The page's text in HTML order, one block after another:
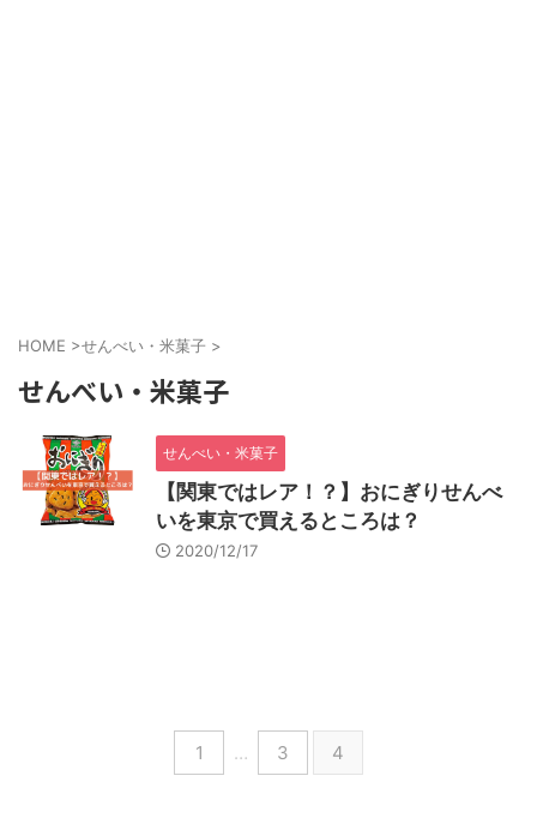
HOME >せんべい・米菓子 >
せんべい・米菓子
せんべい・米菓子
【関東ではレア！？】おにぎりせんべ
いを東京で買えるところは？
2020/12/17
1 … 3 4